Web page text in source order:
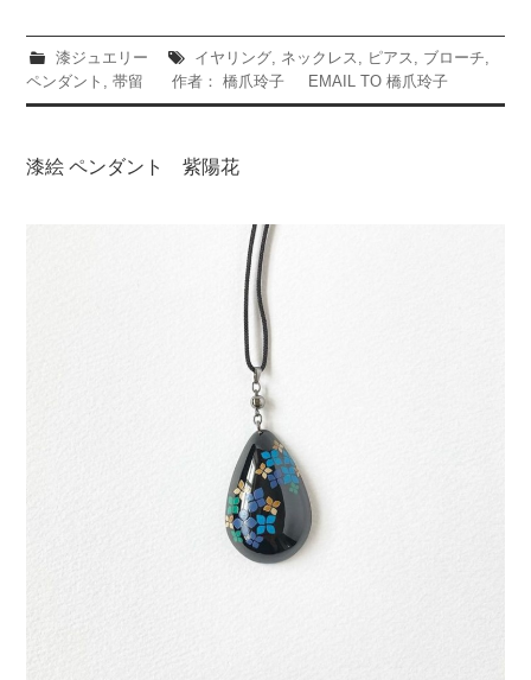
漆ジュエリー イヤリング, ネックレス ピアス ブローチ
ペンダント
,帯留 作者： 橋爪玲子 EMAIL TO 橋爪玲子
漆絵 ペンダント 紫陽花